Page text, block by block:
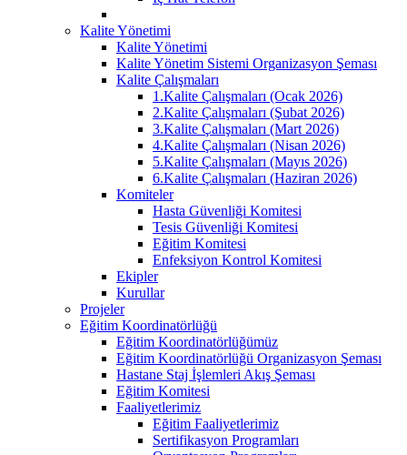
Kalite Yönetimi
Kalite Yönetimi
Kalite Yönetim Sistemi Organizasyon Şeması
Kalite Çalışmaları
1.Kalite Çalışmaları (Ocak 2026)
2.Kalite Çalışmaları (Şubat 2026)
3.Kalite Çalışmaları (Mart 2026)
4.Kalite Çalışmaları (Nisan 2026)
5.Kalite Çalışmaları (Mayıs 2026)
6.Kalite Çalışmaları (Haziran 2026)
Komiteler
Hasta Güvenliği Komitesi
Tesis Güvenliği Komitesi
Eğitim Komitesi
Enfeksiyon Kontrol Komitesi
Ekipler
Kurullar
Projeler
Eğitim Koordinatörlüğü
Eğitim Koordinatörlüğümüz
Eğitim Koordinatörlüğü Organizasyon Şeması
Hastane Staj İşlemleri Akış Şeması
Eğitim Komitesi
Faaliyetlerimiz
Eğitim Faaliyetlerimiz
Sertifikasyon Programları